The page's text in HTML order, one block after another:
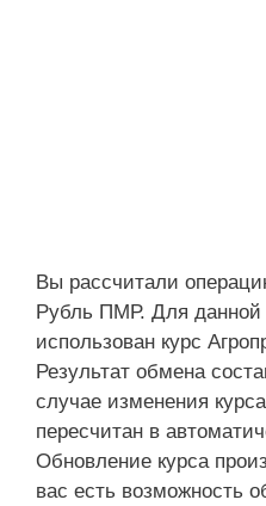
Вы рассчитали
Рубль ПМР. Для данной
использован курс
Результат обмена
случае изменения
пересчитан в
Обновление курса
вас есть возможность